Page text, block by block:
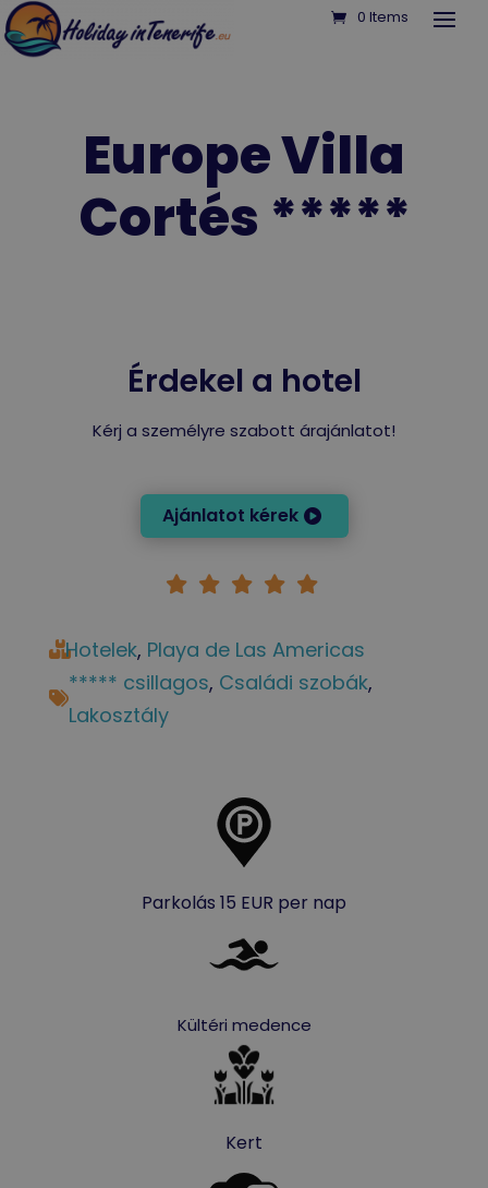
0 Items
Europe Villa
Cortés *****
Érdekel a hotel
Kérj a személyre szabott árajánlatot!
Ajánlatot kérek
Hotelek, Playa de Las Americas
***** csillagos, Családi szobák
Lakosztály
Parkolás 15 EUR per nap
Kültéri medence
Kert